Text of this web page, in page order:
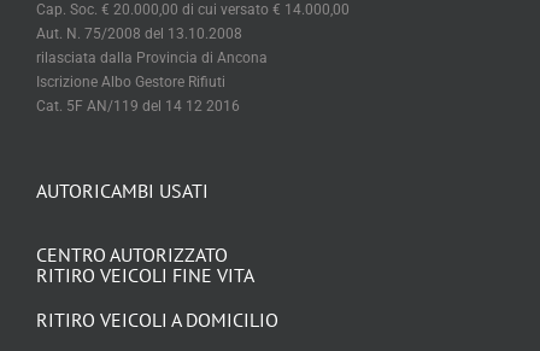
AUTORICAMBI USATI
CENTRO AUTORIZZATO
RITIRO VEICOLI FINE VITA
RITIRO VEICOLI A DOMICILIO
Cap. Soc. € 20.000,00 di cui versato € 14.000,00
Aut. N. 75/2008 del 13.10.2008
rilasciata dalla Provincia di Ancona
Iscrizione Albo Gestore Rifiuti
Cat. 5F AN/119 del 14 12 2016